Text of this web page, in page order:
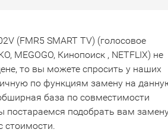
(FMR5 SMART TV) (голосовое
MEGOGO, Кинопоиск , NETFLIX) не
то вы можете спросить у наших
по функциям замену на
база по совместимости
постараемся подобрать вам
стоимости.